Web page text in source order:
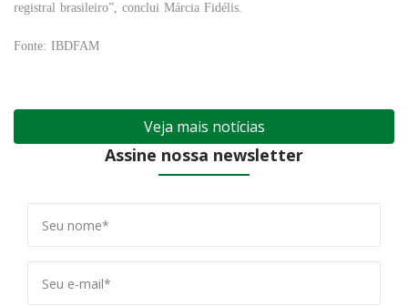
registral brasileiro”, conclui Márcia Fidélis.
Fonte: IBDFAM
Veja mais notícias
Assine nossa newsletter